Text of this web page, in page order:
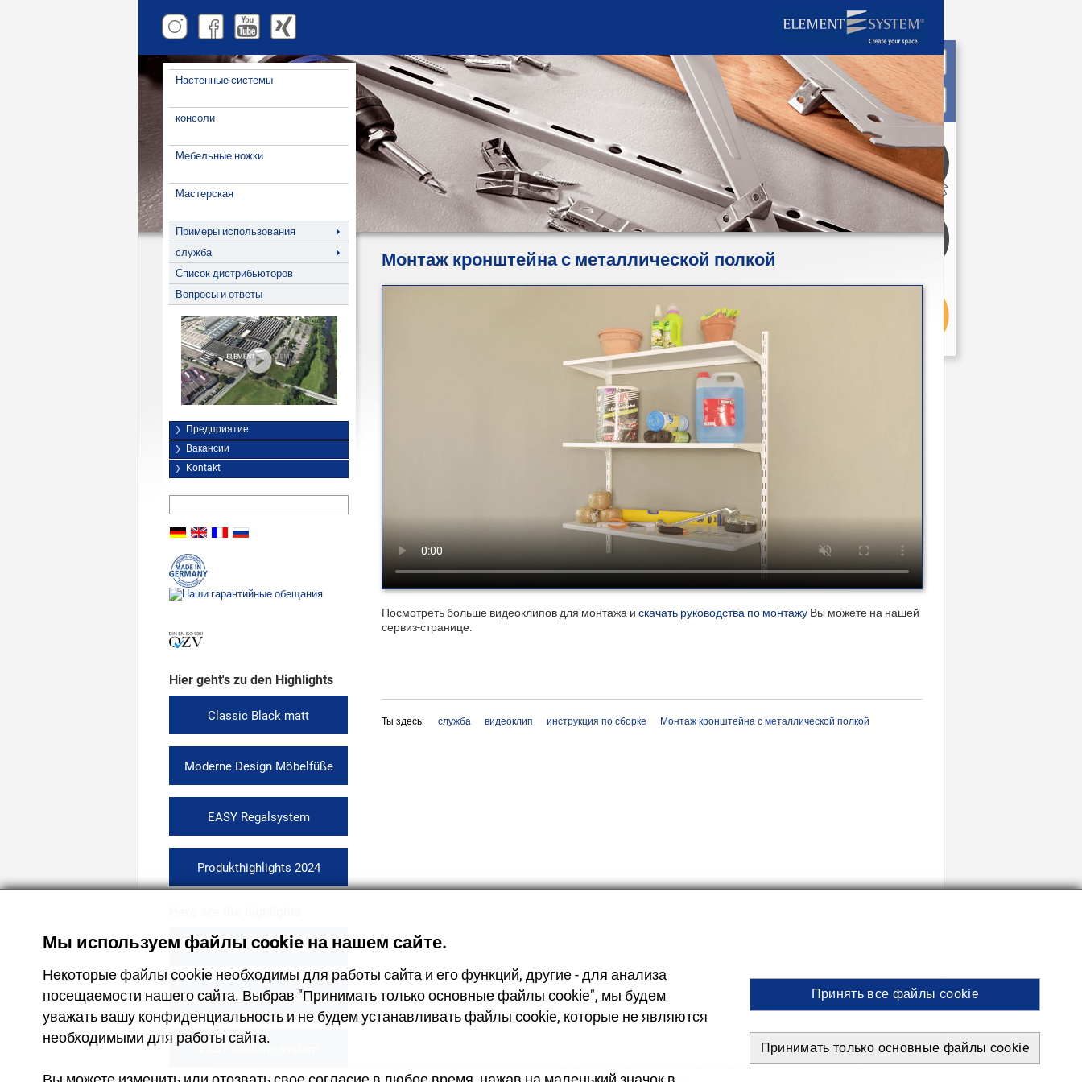
Мы используем файлы cookie на нашем сайте.
Некоторые файлы cookie необходимы для работы сайта и его функций, другие - для анализа
посещаемости нашего сайта. Выбрав "Принимать только основные файлы cookie", мы будем
уважать вашу конфиденциальность и не будем устанавливать файлы cookie, которые не являются
необходимыми для работы сайта.
Принять все файлы cookie
Принимать только основные файлы cookie
Настенные системы
консоли
Мебельные ножки
Мастерская
Примеры использования
служба
Список дистрибьюторов
Вопросы и ответы
Предприятие
Вакансии
Kontakt
Hier geht's zu den Highlights
Classic Black matt
Moderne Design Möbelfüße
EASY Regalsystem
Produkthighlights 2024
Classic black matt
Modern design furniture legs
Монтаж кронштейна с металлической полкой
Посмотреть больше видеоклипов для монтажа и скачать руководства по монтажу Вы можете на нашей
сервиз-странице.
Ты здесь: служба видеоклип инструкция по сборке Монтаж кронштейна с металлической полкой
Внешний вид товаров может отличаться от представленного. Допускаются технические изменения и ошибки, исключается ответственность за ошибки и опечатки в тексте.
Из-за технологических особенностей допускаются изменения оттенков цвета.